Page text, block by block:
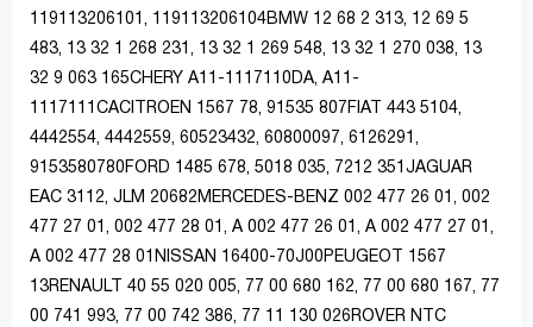
119113206101, 119113206104BMW 12 68 2 313, 12 69 5
483, 13 32 1 268 231, 13 32 1 269 548, 13 32 1 270 038, 13
32 9 063 165CHERY A11-1117110DA, A11-
1117111CACITROEN 1567 78, 91535 807FIAT 443 5104,
4442554, 4442559, 60523432, 60800097, 6126291,
9153580780FORD 1485 678, 5018 035, 7212 351JAGUAR
EAC 3112, JLM 20682MERCEDES-BENZ 002 477 26 01, 002
477 27 01, 002 477 28 01, A 002 477 26 01, A 002 477 27 01,
A 002 477 28 01NISSAN 16400-70J00PEUGEOT 1567
13RENAULT 40 55 020 005, 77 00 680 162, 77 00 680 167, 77
00 741 993, 77 00 742 386, 77 11 130 026ROVER NTC